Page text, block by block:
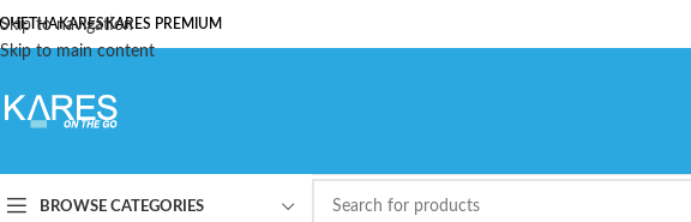
Skip to navigation
Skip to main content
KARESKARES PREMIUM
BROWSE CATEGORIES